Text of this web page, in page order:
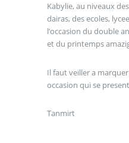
Kabylie, au niveaux
dairas, des ecoles,
l’occasion du double
et du printemps
Il faut veiller a
occasion qui se
Tanmirt